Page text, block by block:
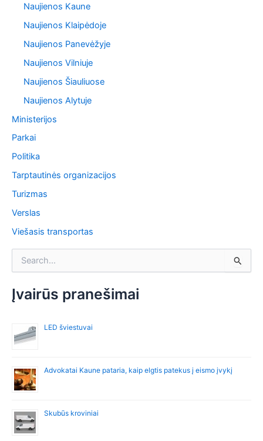
Naujienos Kaune
Naujienos Klaipėdoje
Naujienos Panevėžyje
Naujienos Vilniuje
Naujienos Šiauliuose
Naujienos Alytuje
Ministerijos
Parkai
Politika
Tarptautinės organizacijos
Turizmas
Verslas
Viešasis transportas
k
oĮvairūs pranešimai
LED šviestuvai
Advokatai Kaune pataria, kaip elgtis patekus į eismo įvykį
Skubūs kroviniai